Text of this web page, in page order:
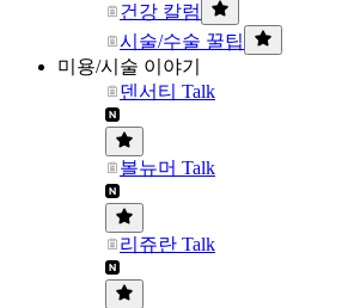
건강 칼럼
시술/수술 꿀팁
미용/시술 이야기
덴서티 Talk
볼뉴머 Talk
리쥬란 Talk